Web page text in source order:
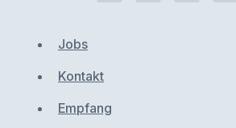
Jobs
Kontakt
Empfang